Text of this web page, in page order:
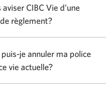
aviser CIBC Vie d’une
règlement?
je annuler ma police
vie actuelle?